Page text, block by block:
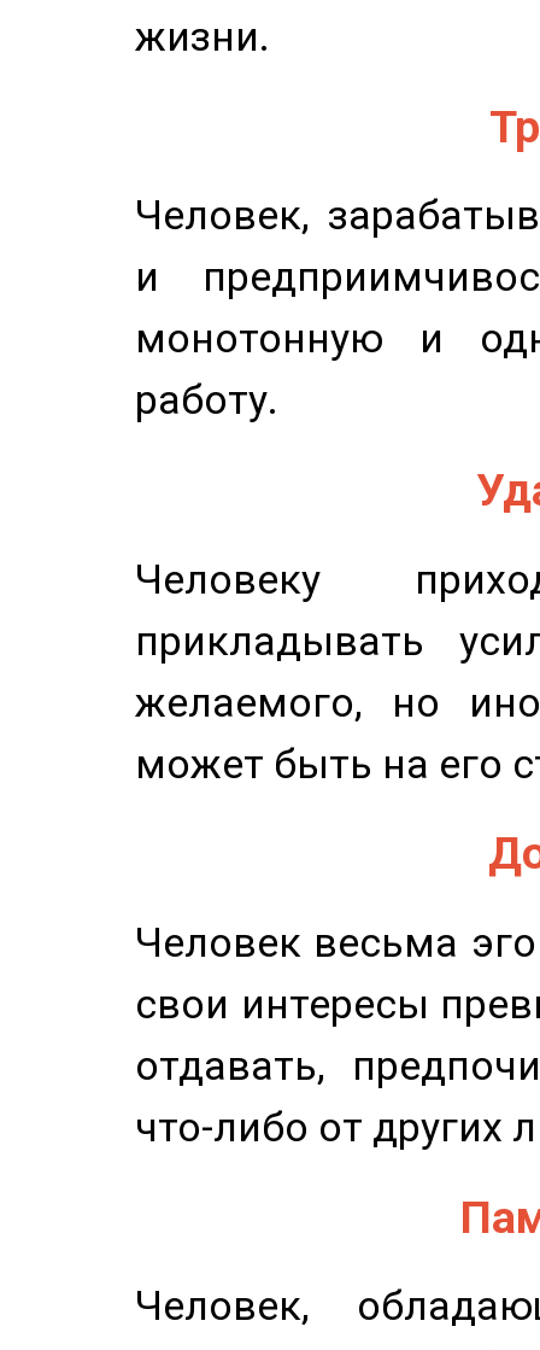
жизни.
Человек,
и
монотонную и
работу.
Человеку
прикладывать
желаемого, но
может быть на его
Человек весьма
свои интересы
отдавать,
что-либо от других
Человек,